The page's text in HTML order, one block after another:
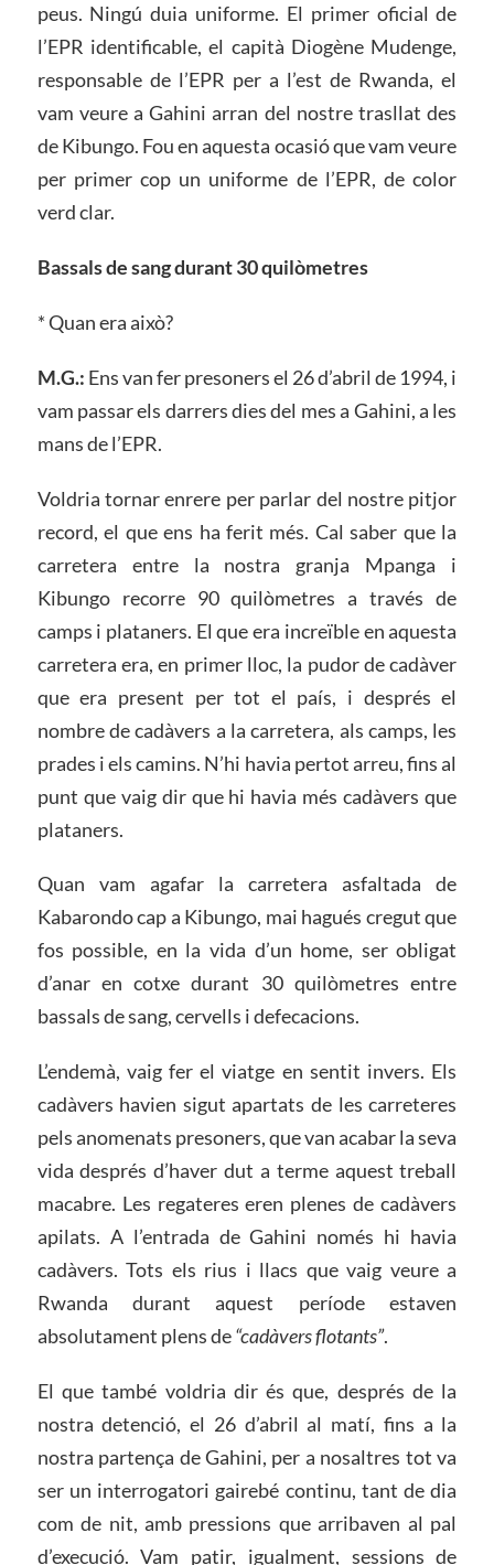
peus. Ningú duia uniforme. El primer oficial de
l’EPR identificable, el capità Diogène Mudenge,
responsable de l’EPR per a l’est de Rwanda, el
vam veure a Gahini arran del nostre trasllat des
de Kibungo. Fou en aquesta ocasió que vam veure
per primer cop un uniforme de l’EPR, de color
verd clar.
Bassals de sang durant 30 quilòmetres
* Quan era això?
M.G.: Ens van fer presoners el 26 d’abril de 1994, i
vam passar els darrers dies del mes a Gahini, a les
mans de l’EPR.
Voldria tornar enrere per parlar del nostre pitjor
record, el que ens ha ferit més. Cal saber que la
carretera entre la nostra granja Mpanga i
Kibungo recorre 90 quilòmetres a través de
camps i plataners. El que era increïble en aquesta
carretera era, en primer lloc, la pudor de cadàver
que era present per tot el país, i després el
nombre de cadàvers a la carretera, als camps, les
prades i els camins. N’hi havia pertot arreu, fins al
punt que vaig dir que hi havia més cadàvers que
plataners.
Quan vam agafar la carretera asfaltada de
Kabarondo cap a Kibungo, mai hagués cregut que
fos possible, en la vida d’un home, ser obligat
d’anar en cotxe durant 30 quilòmetres entre
bassals de sang, cervells i defecacions.
L’endemà, vaig fer el viatge en sentit invers. Els
cadàvers havien sigut apartats de les carreteres
pels anomenats presoners, que van acabar la seva
vida després d’haver dut a terme aquest treball
macabre. Les regateres eren plenes de cadàvers
apilats. A l’entrada de Gahini només hi havia
cadàvers. Tots els rius i llacs que vaig veure a
Rwanda durant aquest període estaven
absolutament plens de“cadàvers flotants”.
El que també voldria dir és que, després de la
nostra detenció, el 26 d’abril al matí, fins a la
nostra partença de Gahini, per a nosaltres tot va
ser un interrogatori gairebé continu, tant de dia
com de nit, amb pressions que arribaven al pal
d’execució. Vam patir, igualment, sessions de